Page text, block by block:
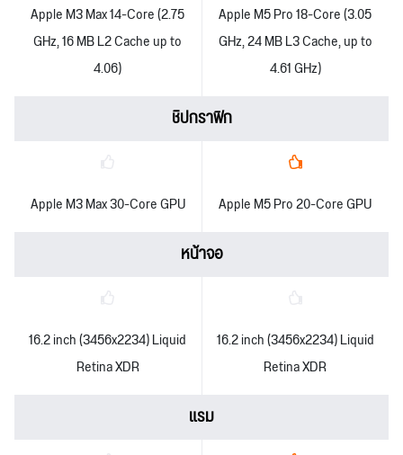
Apple M3 Max 14-Core (2.75
GHz, 16 MB L2 Cache up to
4.06)
Apple M5 Pro 18-Core (3.05
GHz, 24 MB L3 Cache, up to
4.61 GHz)
ชิปกราฟิก
Apple M3 Max 30-Core GPU Apple M5 Pro 20-Core GPU
หน้าจอ
16.2 inch (3456x2234) Liquid
Retina XDR
16.2 inch (3456x2234) Liquid
Retina XDR
แรม